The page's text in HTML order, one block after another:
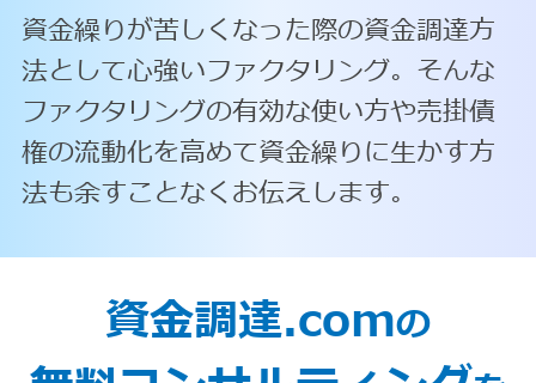
資金繰りが苦しくなった際の資金調達方
法として心強いファクタリング。そんな
ファクタリングの有効な使い方や売掛債
権の流動化を高めて資金繰りに生かす方
法も余すことなくお伝えします。
資金調達.comの